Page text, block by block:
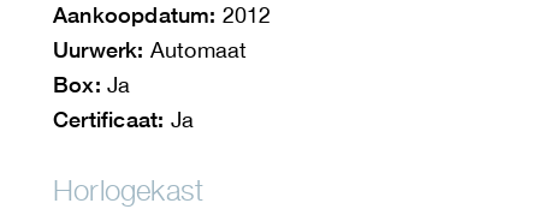
Aankoopdatum: 2012
Uurwerk: Automaat
Box: Ja
Certificaat: Ja
Horlogekast